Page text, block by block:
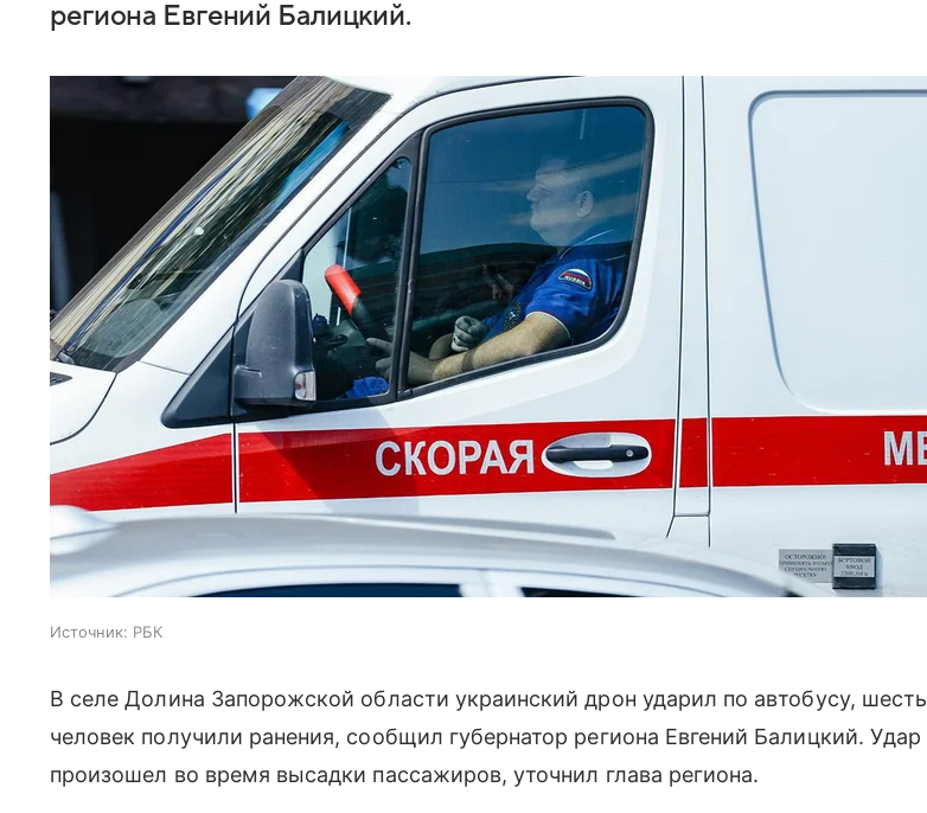
региона Евгений Балицкий.
Источник: РБК
В селе Долина Запорожской области украинский дрон ударил по автобусу, шесть
человек получили ранения, сообщил губернатор региона Евгений Балицкий. Удар
произошел во время высадки пассажиров, уточнил глава региона.